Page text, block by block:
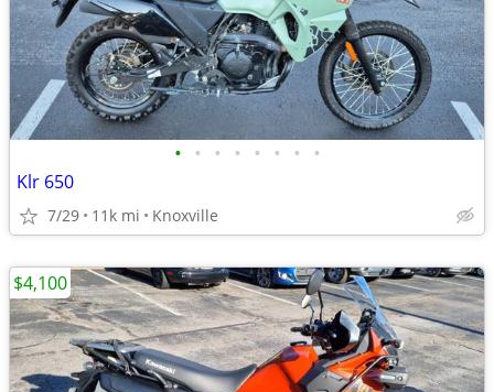
• • • • • • • •
Klr 650
7/29 11k mi Knoxville
$4,100